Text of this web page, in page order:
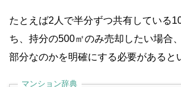
たとえば2人で半分ずつ共有している
ち、持分の500㎡のみ売却したい場合
部分なのかを明確にする必要があると